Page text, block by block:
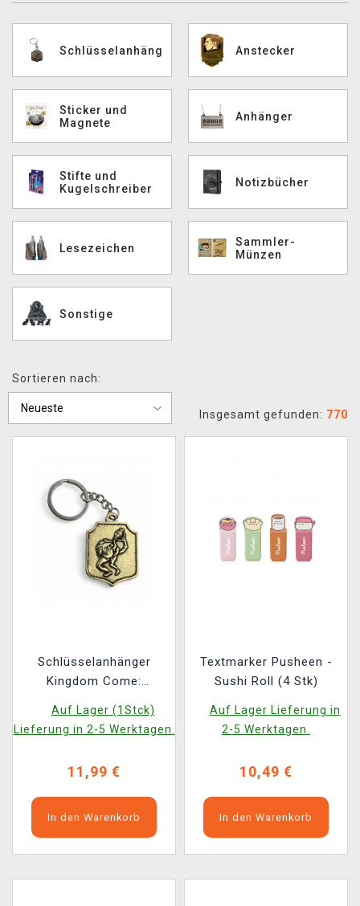
Schlüsselanhänger Anstecker
Sticker und
Magnete
Anhänger
Stifte und
Kugelschreiber
Notizbücher
Lesezeichen
Sammler-
Münzen
Sonstige
Sortieren nach:
Insgesamt gefunden: 770
Schlüsselanhänger
Kingdom Come:
Bodenlose Grube
Auf Lager (1Stck)
Lieferung in 2-5 Werktagen.
11,99 €
In den Warenkorb
Textmarker Pusheen -
Sushi Roll (4 Stk)
Auf Lager Lieferung in
2-5 Werktagen.
10,49 €
In den Warenkorb